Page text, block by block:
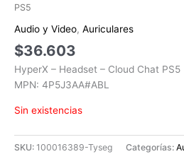
PS5
Audio y Video, Auriculares
$36.603
HyperX – Headset – Cloud Chat PS5
MPN: 4P5J3AA#ABL
Sin existencias
SKU: 100016389-Tyseg Categorías: